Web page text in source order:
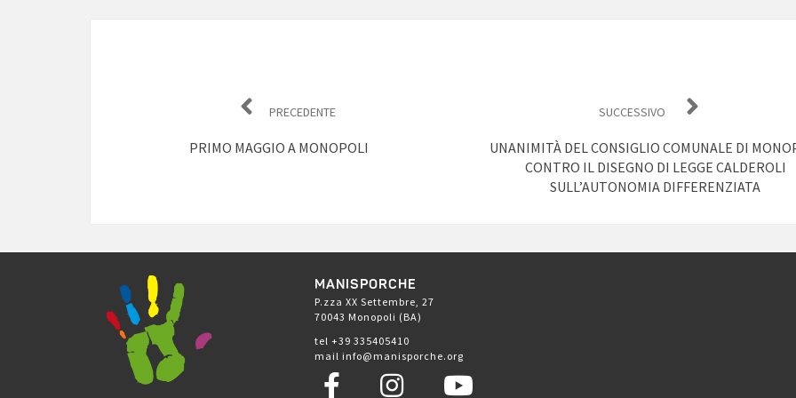
PRECEDENTE
PRIMO MAGGIO A MONOPOLI
SUCCESSIVO
UNANIMITÀ DEL CONSIGLIO COMUNALE DI
CONTRO IL DISEGNO DI LEGGE CALDEROLI
SULL’AUTONOMIA DIFFERENZIATA
MANISPORCHE
P.zza XX Settembre, 27
70043 Monopoli (BA)
tel +39 335405410
mail info@manisporche.org